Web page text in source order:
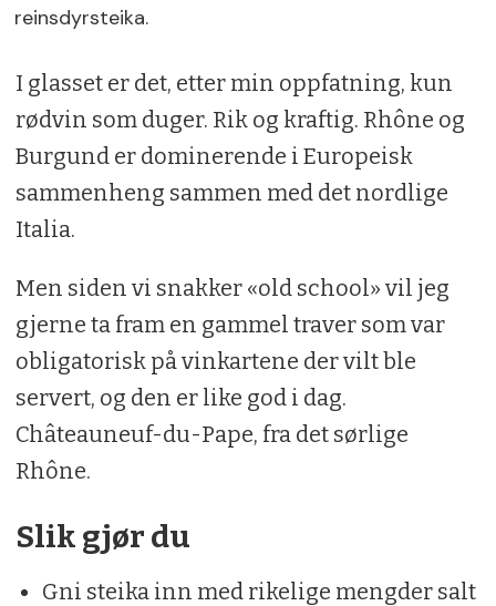
reinsdyrsteika.
I glasset er det, etter min oppfatning, kun
rødvin som duger. Rik og kraftig. Rhône og
Burgund er dominerende i Europeisk
sammenheng sammen med det nordlige
Italia.
Men siden vi snakker «old school» vil jeg
gjerne ta fram en gammel traver som var
obligatorisk på vinkartene der vilt ble
servert, og den er like god i dag.
Châteauneuf-du-Pape, fra det sørlige
Rhône.
Slik gjør du
Gni steika inn med rikelige mengder salt